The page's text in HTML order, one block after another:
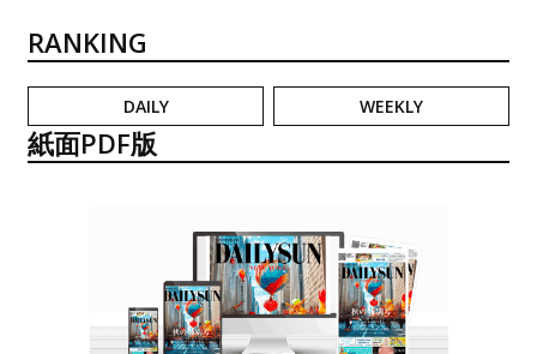
RANKING
DAILY WEEKLY
紙面PDF版